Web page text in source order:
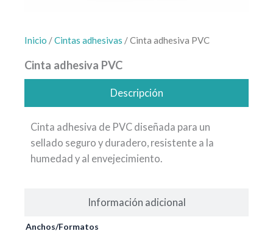
Inicio /Cintas adhesivas / Cinta adhesiva PVC
Cinta adhesiva PVC
Descripción
Información adicional
Cinta adhesiva de PVC diseñada para un
sellado seguro y duradero, resistente a la
humedad y al envejecimiento.
Anchos/Formatos
Cinta